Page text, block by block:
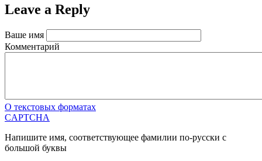
Leave a Reply
Ваше имя
Комментарий
О текстовых форматах
CAPTCHA
Напишите имя, соответствующее фамилии по-русски с
большой буквы